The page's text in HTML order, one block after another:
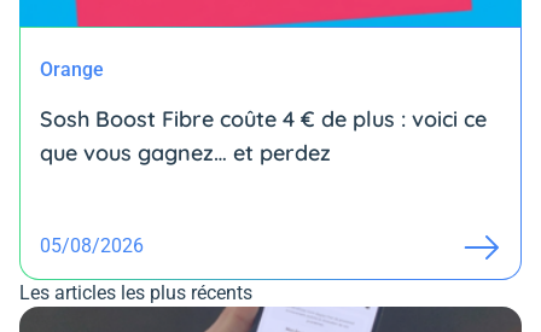
Orange
Sosh Boost Fibre coûte 4 € de plus : voici ce
que vous gagnez… et perdez
05/08/2026
Les articles les plus récents